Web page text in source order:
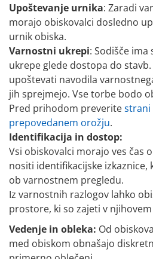
Upoštevanje urnika: Zaradi
morajo obiskovalci dosledno
urnik obiska.
Varnostni ukrepi: Sodišče
ukrepe glede dostopa do
upoštevati navodila
jih sprejmejo. Vse torbe bodo
Pred prihodom preveritestrani
prepovedanem orožju.
Identifikacija in dostop:
Vsi obiskovalci morajo ves čas
nositi identifikacijske
ob varnostnem pregledu.
Iz varnostnih razlogov lahko
prostore, ki so zajeti v
Vedenje in obleka: Od
med obiskom obnašajo